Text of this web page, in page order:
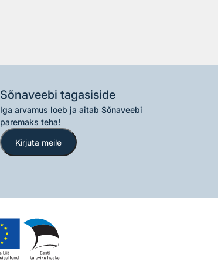
Sõnaveebi tagasiside
Iga arvamus loeb ja aitab Sõnaveebi
paremaks teha!
Kirjuta meile